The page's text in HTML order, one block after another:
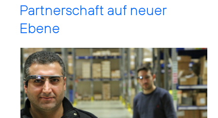
Partnerschaft auf neuer
Ebene